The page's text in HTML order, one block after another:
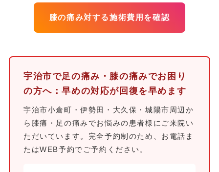
膝の痛み対する施術費用を確認
宇治市で足の痛み・膝の痛みでお困り
の方へ：早めの対応が回復を早めます
宇治市小倉町・伊勢田・大久保・城陽市周辺か
ら膝痛・足の痛みでお悩みの患者様にご来院い
ただいています。完全予約制のため、お電話ま
たはWEB予約でご予約ください。